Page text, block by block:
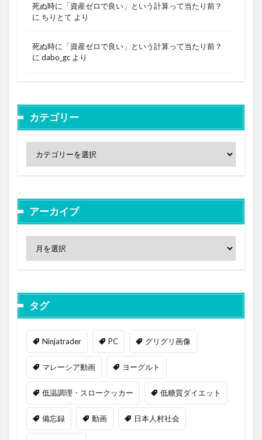
死ぬ時に「資産ゼロで良い」という計算って当たり前？
に ちりとて より
死ぬ時に「資産ゼロで良い」という計算って当たり前？
に dabo_gc より
カテゴリー
アーカイブ
タグ
Ninjatrader PC グリグリ画像
マレーシア動画 ヨーグルト
低温調理・スロークッカー 低糖質ダイエット
備忘録 動画 日本人村社会